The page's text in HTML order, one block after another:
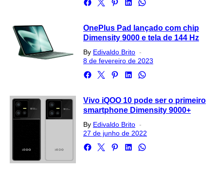
OnePlus Pad lançado com chip
Dimensity 9000 e tela de 144 Hz
By Edivaldo Brito
on
8 de fevereiro de 2023
Vivo iQOO 10 pode ser o primeiro
smartphone Dimensity 9000+
By Edivaldo Brito
on
27 de junho de 2022